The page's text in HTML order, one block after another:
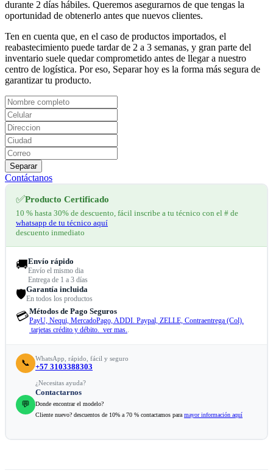
durante 2 días hábiles. Queremos asegurarnos de que tengas la
oportunidad de obtenerlo antes que nuevos clientes.
Ten en cuenta que, en el caso de productos importados, el
reabastecimiento puede tardar de 2 a 3 semanas, y gran parte del
inventario suele quedar comprometido antes de llegar a nuestro
centro de logística. Por eso, Separar hoy es la forma más segura de
garantizar tu producto.
Separar
Contáctanos
✅Producto Certificado
10 % hasta 30% de descuento, fácil inscribe a tu técnico con el # de
whatsapp de tu técnico aquí
descuento inmediato
🚚Envío rápido
Envío el mismo dia
Entrega de 1 a 3 días
🛡️Garantía incluida
En todos los productos
💳Métodos de Pago Seguros
PayU, Nequi, MercadoPago, ADDI. Paypal, ZELLE, Contraentrega (Col).
tarjetas crédito y débito. ver mas..
📞 WhatsApp, rápido, fácil y seguro
+57 3103388303
💬
¿Necesitas ayuda?
Contactarnos
Donde encontrar el modelo?
Cliente nuevo? descuentos de 10% a 70 % contactamos para mayor información aquí